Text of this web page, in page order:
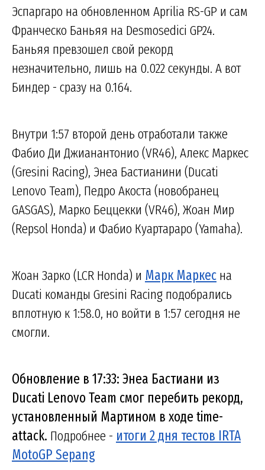
Эспаргаро на обновленном Aprilia RS-GP и сам
Франческо Баньяя на Desmosedici GP24.
Баньяя превзошел свой рекорд
незначительно, лишь на 0.022 секунды. А вот
Биндер - сразу на 0.164.
Внутри 1:57 второй день отработали также
Фабио Ди Джианантонио (VR46), Алекс Маркес
(Gresini Racing), Энеа Бастианини (Ducati
Lenovo Team), Педро Акоста (новобранец
GASGAS), Марко Беццекки (VR46), Жоан Мир
(Repsol Honda) и Фабио Куартараро (Yamaha).
Жоан Зарко (LCR Honda) и Марк Маркес на
Ducati команды Gresini Racing подобрались
вплотную к 1:58.0, но войти в 1:57 сегодня не
смогли.
Обновление в 17:33: Энеа Бастиани из
Ducati Lenovo Team смог перебить рекорд,
установленный Мартином в ходе time-
attack. Подробнее - итоги 2 дня тестов IRTA
MotoGP Sepang